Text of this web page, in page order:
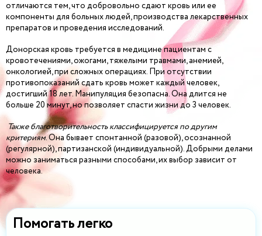
Помогать легко
отличаются тем, что добровольно сдают кровь или ее
компоненты для больных людей, производства лекарственных
препаратов и проведения исследований.
Донорская кровь требуется в медицине пациентам с
кровотечениями, ожогами, тяжелыми травмами, анемией,
онкологией, при сложных операциях. При отсутствии
противопоказаний сдать кровь может каждый человек,
достигший 18 лет. Манипуляция безопасна. Она длится не
больше 20 минут, но позволяет спасти жизни до 3 человек.
Также благотворительность классифицируется по другим
критериям. Она бывает спонтанной (разовой), осознанной
(регулярной), партизанской (индивидуальной). Добрыми делами
можно заниматься разными способами, их выбор зависит от
человека.